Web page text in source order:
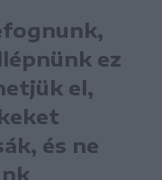
ez
el,
és ne